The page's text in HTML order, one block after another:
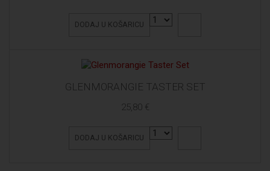
DODAJ U KOŠARICU
GLENMORANGIE TASTER SET
25,80 €
DODAJ U KOŠARICU